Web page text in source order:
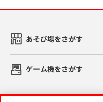
あそび場をさがす
ゲーム機をさがす